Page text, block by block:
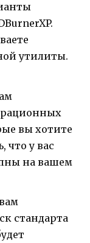
утилиты.
вы хотите
что у вас
на вашем
стандарта